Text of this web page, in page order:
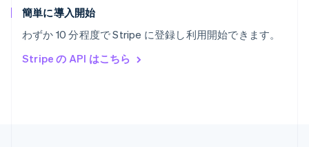
簡単に導入開始
わずか 10 分程度で Stripe に登録し利用開始できます。
Stripe の API はこちら
English
DeutschEnglish
English